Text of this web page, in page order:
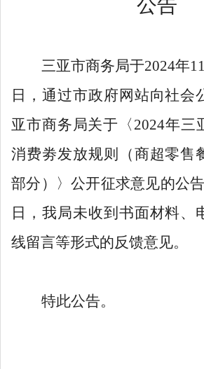
公告
三亚市商务局于2024年
日， 通过市政府网站向社会
亚市商务局关于 〈 2024年三
消费劵发放规则（商超零售
部分）
〉公开征求意见的公告
日，我局未收到书面材料、
线留言等形式的反馈意见。
特此公告。